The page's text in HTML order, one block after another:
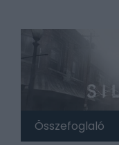
Összefoglaló